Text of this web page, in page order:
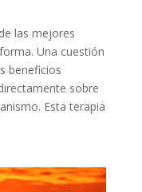
las mejores
Una cuestión
beneficios
sobre
Esta terapia